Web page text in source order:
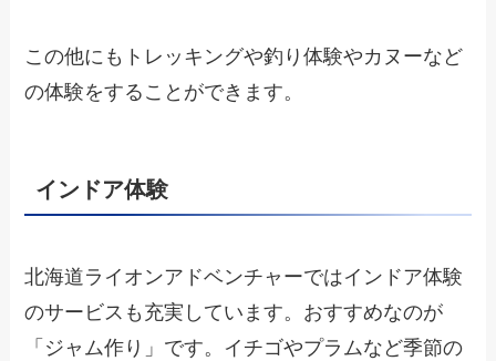
この他にもトレッキングや釣り体験やカヌーなど
の体験をすることができます。
インドア体験
北海道ライオンアドベンチャーではインドア体験
のサービスも充実しています。おすすめなのが
「ジャム作り」です。イチゴやプラムなど季節の